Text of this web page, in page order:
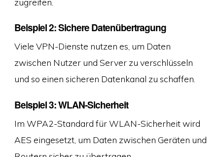
Beispiel 2: Sichere Datenübertragung
Viele VPN-Dienste nutzen es, um Daten
zwischen Nutzer und Server zu verschlüsseln
und so einen sicheren Datenkanal zu schaffen.
Beispiel 3: WLAN-Sicherheit
Im WPA2-Standard für WLAN-Sicherheit wird
AES eingesetzt, um Daten zwischen Geräten und